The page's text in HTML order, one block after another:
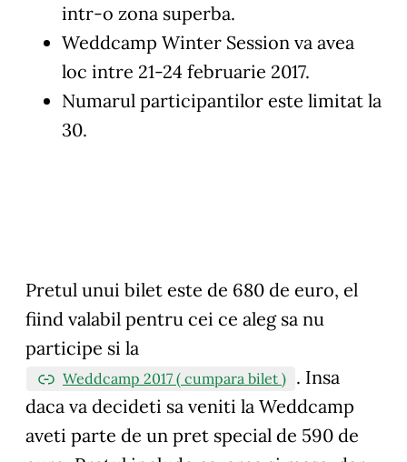
intr-o zona superba.
Weddcamp Winter Session va avea
loc intre 21-24 februarie 2017.
Numarul participantilor este limitat la
30.
Pretul unui bilet este de 680 de euro, el
fiind valabil pentru cei ce aleg sa nu
participe si la
Weddcamp 2017 ( cumpara bilet ) . Insa
daca va decideti sa veniti la Weddcamp
aveti parte de un pret special de 590 de